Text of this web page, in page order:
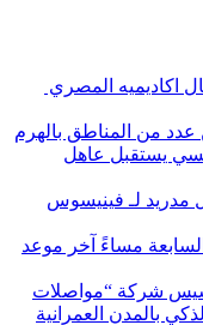
اكاديميه المصري
عدد من المناطق بالهرم
يستقبل عاهل
مدريد لـ فينيسوس
مساءً آخر موعد
شركة “مواصلات
بالمدن العمرانية